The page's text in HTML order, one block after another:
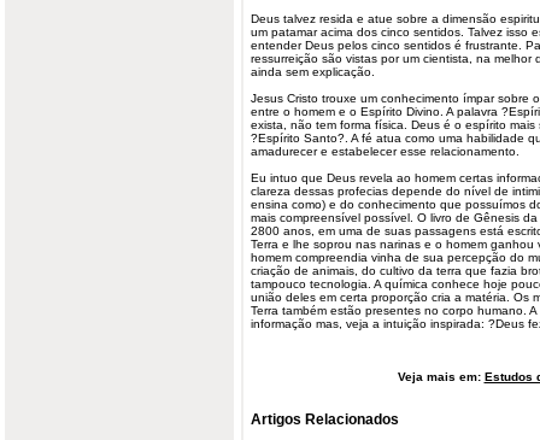
Deus talvez resida e atue sobre a dimensão
um patamar acima dos cinco sentidos. Talvez isso
entender Deus pelos cinco sentidos é frustrante.
ressurreição são vistas por um cientista, na melhor
ainda sem explicação.
Jesus Cristo trouxe um conhecimento ímpar sobre
entre o homem e o Espírito Divino. A palavra
exista, não tem forma física. Deus é o espírito
?Espírito Santo?. A fé atua como uma habilidade
amadurecer e estabelecer esse relacionamento.
Eu intuo que Deus revela ao homem certas
clareza dessas profecias depende do nível de
ensina como) e do conhecimento que possuímos
mais compreensível possível. O livro de Gênesis
2800 anos, em uma de suas passagens está
Terra e lhe soprou nas narinas e o homem
homem compreendia vinha de sua percepção do
criação de animais, do cultivo da terra que fazia
tampouco tecnologia. A química conhece hoje
união deles em certa proporção cria a matéria. Os
Terra também estão presentes no corpo humano.
informação mas, veja a intuição inspirada: ?Deus
Veja mais em: Estudos
Artigos Relacionados